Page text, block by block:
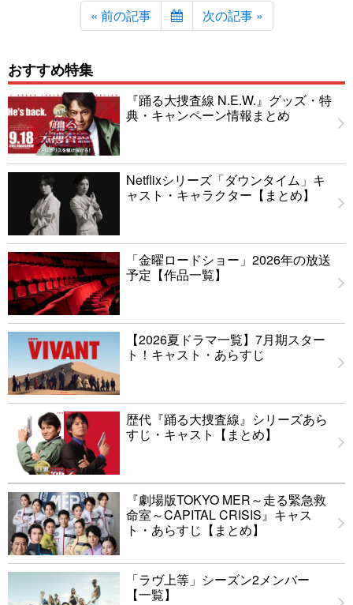
« 前の記事 次の記事 »
おすすめ特集
『踊る大捜査線 N.E.W.』グッズ・特
典・キャンペーン情報まとめ
Netflixシリーズ「ダウンタイム」キ
ャスト・キャラクター【まとめ】
「金曜ロードショー」2026年の放送
予定【作品一覧】
【2026夏ドラマ一覧】7月期スター
ト！キャスト・あらすじ
歴代『踊る大捜査線』シリーズあら
すじ・キャスト【まとめ】
『劇場版TOKYO MER～走る緊急救
命室～CAPITAL CRISIS』キャス
ト・あらすじ【まとめ】
「ラヴ上等」シーズン2メンバー
【一覧】